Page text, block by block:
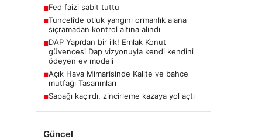
■Fed faizi sabit tuttu
■Tunceli’de otluk yangını ormanlık alana
sıçramadan kontrol altına alındı
■DAP Yapı’dan bir ilk! Emlak Konut
güvencesi Dap vizyonuyla kendi kendini
ödeyen ev modeli
■Açık Hava Mimarisinde Kalite ve bahçe
mutfağı Tasarımları
■Sapağı kaçırdı, zincirleme kazaya yol açtı
Güncel